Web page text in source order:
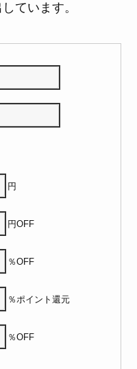
ています。
円
円OFF
％OFF
％ポイント還元
％OFF